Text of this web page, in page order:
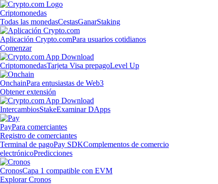
Criptomonedas
Todas las monedasCestasGanarStaking
Aplicación Crypto.comPara usuarios cotidianos
Comenzar
CriptomonedasTarjeta Visa prepagoLevel Up
OnchainPara entusiastas de Web3
Obtener extensión
IntercambiosStakeExaminar DApps
PayPara comerciantes
Registro de comerciantes
Terminal de pagoPay SDKComplementos de comercio
electrónicoPredicciones
CronosCapa 1 compatible con EVM
Explorar Cronos